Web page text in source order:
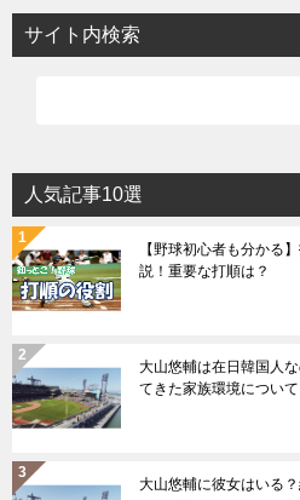
サイト内検索
人気記事10選
【野球初心者も分かる
説！重要な打順は？
大山悠輔は在日韓国人
てきた家族環境について
大山悠輔に彼女はいる